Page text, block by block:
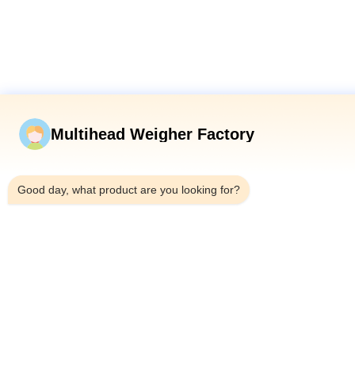
Multihead Weigher Factory
Good day, what product are you looking for?